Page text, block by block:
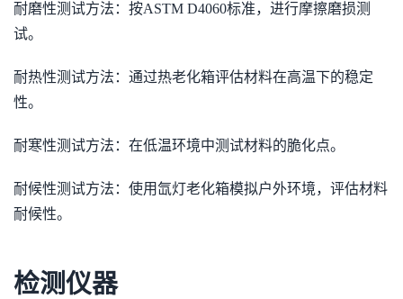
耐磨性测试方法：按ASTM D4060标准，进行摩擦磨损测
试。
耐热性测试方法：通过热老化箱评估材料在高温下的稳定
性。
耐寒性测试方法：在低温环境中测试材料的脆化点。
耐候性测试方法：使用氙灯老化箱模拟户外环境，评估材料
耐候性。
检测仪器